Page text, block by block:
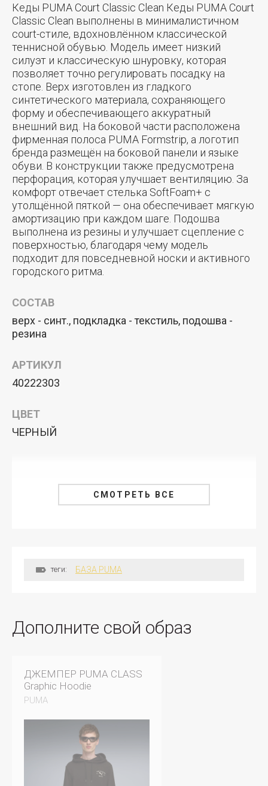
Кеды PUMA Court Classic Clean Кеды PUMA Court
Classic Clean выполнены в минималистичном
court-стиле, вдохновлённом классической
теннисной обувью. Модель имеет низкий
силуэт и классическую шнуровку, которая
позволяет точно регулировать посадку на
стопе. Верх изготовлен из гладкого
синтетического материала, сохраняющего
форму и обеспечивающего аккуратный
внешний вид. На боковой части расположена
фирменная полоса PUMA Formstrip, а логотип
бренда размещён на боковой панели и языке
обуви. В конструкции также предусмотрена
перфорация, которая улучшает вентиляцию. За
комфорт отвечает стелька SoftFoam+ с
утолщённой пяткой — она обеспечивает мягкую
амортизацию при каждом шаге. Подошва
выполнена из резины и улучшает сцепление с
поверхностью, благодаря чему модель
подходит для повседневной носки и активного
городского ритма.
АРТИКУЛ
40222303
ЦВЕТ
ЧЕРНЫЙ
СОСТАВ
верх - синт., подкладка - текстиль, подошва -
резина
СМОТРЕТЬ ВСЕ
теги: БАЗА PUMA
Дополните свой образ
ДЖЕМПЕР PUMA CLASS
Graphic Hoodie
PUMA